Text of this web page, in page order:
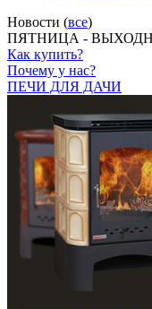
Новости (все)
ПЯТНИЦА -
Как купить?
Почему у нас?
ПЕЧИ ДЛЯ ДАЧИ